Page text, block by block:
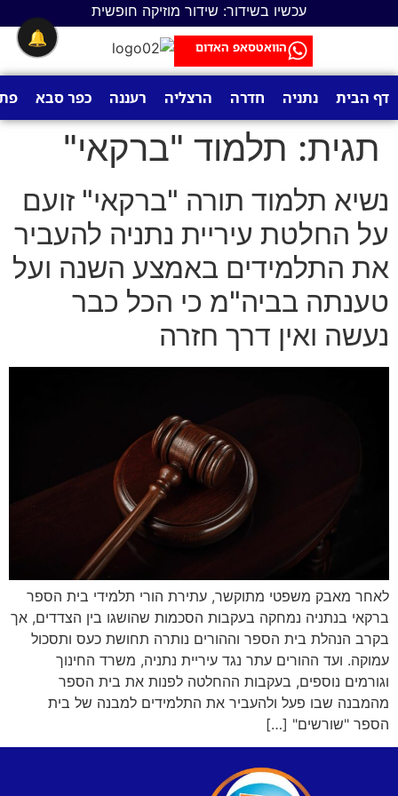
עכשיו בשידור: שידור מוזיקה חופשית
הוואטסאפ האדום
דף הבית נתניה חדרה הרצליה רעננה כפר סבא
תגית: תלמוד "ברקאי"
נשיא תלמוד תורה "ברקאי" זועם
על החלטת עיריית נתניה להעביר
את התלמידים באמצע השנה ועל
טענתה בביה"מ כי הכל כבר
נעשה ואין דרך חזרה
לאחר מאבק משפטי מתוקשר, עתירת הורי תלמידי בית הספר
ברקאי בנתניה נמחקה בעקבות הסכמות שהושגו בין הצדדים, אך
בקרב הנהלת בית הספר וההורים נותרה תחושת כעס ותסכול
עמוקה. ועד ההורים עתר נגד עיריית נתניה, משרד החינוך
וגורמים נוספים, בעקבות ההחלטה לפנות את בית הספר
מהמבנה שבו פעל ולהעביר את התלמידים למבנה של בית
הספר "שורשים" […]
🔔